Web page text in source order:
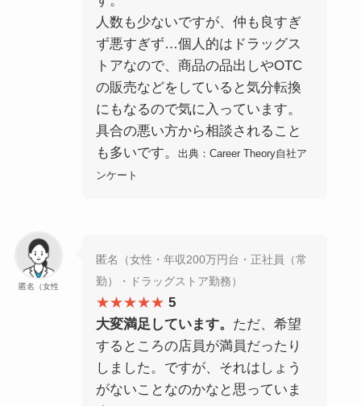
人数も少ないですが、仲も良すぎ
ず悪すぎず…個人的はドラッグス
トアなので、商品の品出しやOTC
の販売などをしていると気分転換
にもなるので気に入っています。
具合の悪い方から相談されること
も多いです。
出典：Career Theory自社ア
ンケート
匿名（女性
匿名（女性・年収200万円台・正社員（常
勤）・ドラッグストア勤務）
★★★★★ 5
大変満足しています。 ただ、希望
するところの店員が満員だったり
しました。ですが、それはしょう
がないことなのかなと思っていま